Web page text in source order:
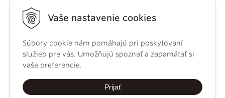
Vaše nastavenie cookies
Súbory cookie nám pomáhajú pri poskytovaní
služieb pre vás. Umožňujú spoznať a zapamätať si
vaše preferencie.
Prijať
KBS
kánonického
práva
Katechizmus